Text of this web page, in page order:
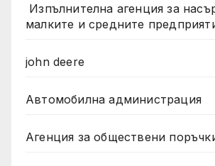
Изпълнителна агенция за
малките и средните
john deere
Автомобилна администрация
Агенция за обществени